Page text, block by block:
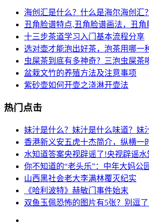
海创汇是什么？什么是海尔海创汇？
丑角脸谱特点,丑角脸谱画法，丑角
十三步茶道学习入门基本流程分享
选对壶才能泡出好茶，泡茶用哪一
虫屎茶到底有多神奇？三泡虫屎茶
盆栽文竹的养殖方法及注意事项
紫砂壶如何开壶之浇淋开壶法
热门点击
妹汁是什么？妹汁是什么味道？妹
香港新义安五虎十杰简介，纵横一
水知道答案央视辟谣了!央视辟谣
你不知道的“老头乐”：中年大妈公
山西黑社会老大李满林覆灭纪实
《哈利波特》赫敏门事件始末
双鱼玉佩恐怖的图片有5张？别逗